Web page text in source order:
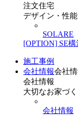
注文住宅
デザイン・性
SOLARE
[OPTION] SE構
施工事例
会社情報会社
会社情報
大切なお家づ
会社情報